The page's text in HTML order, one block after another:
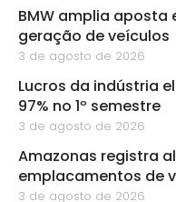
BMW amplia aposta
geração de veículos
3 de agosto de 2026
Lucros da indústria
97% no 1º semestre
3 de agosto de 2026
Amazonas registra
emplacamentos de
3 de agosto de 2026